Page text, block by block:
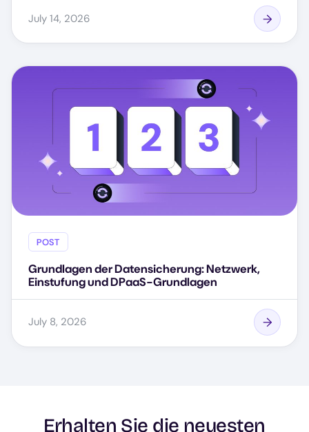
July 14, 2026
POST
Grundlagen der Datensicherung: Netzwerk,
Einstufung und DPaaS-Grundlagen
July 8, 2026
Erhalten Sie die neuesten